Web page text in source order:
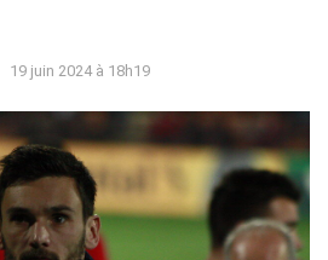
19 juin 2024 à 18h19